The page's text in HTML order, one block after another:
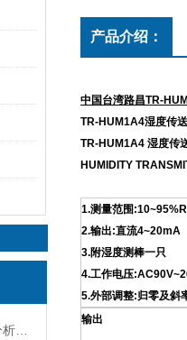
产品介绍：
中国台湾路昌TR-
TR-HUM1A4湿度传
TR-HUM1A4 湿度传
HUMIDITY
1.测量范围
2.输出:直流4~20mA
3.附湿度测棒一只
4.工作电压
5.外部调整:归零及斜
输出